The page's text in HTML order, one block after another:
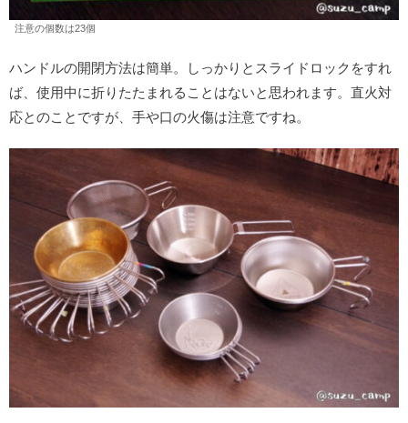
注意の個数は23個
ハンドルの開閉方法は簡単。しっかりとスライドロックをすれ
ば、使用中に折りたたまれることはないと思われます。直火対
応とのことですが、手や口の火傷は注意ですね。